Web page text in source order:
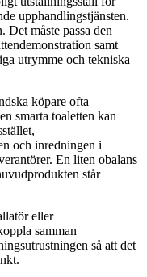
upphandlingstjänsten.
Det måste passa den
samt
utrymme och tekniska
köpare ofta
smarta toaletten kan
och inredningen i
En liten obalans
står
eller
samman
så att det